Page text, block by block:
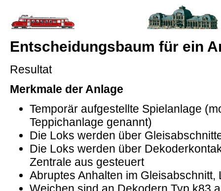
Entscheidungsbaum für ein
Resultat
Merkmale der Anlage
Temporär aufgestellte Spielanlage
Teppichanlage genannt)
Die Loks werden über
Die Loks werden über
Zentrale aus gesteuert
Abruptes Anhalten im Gleisabschnitt,